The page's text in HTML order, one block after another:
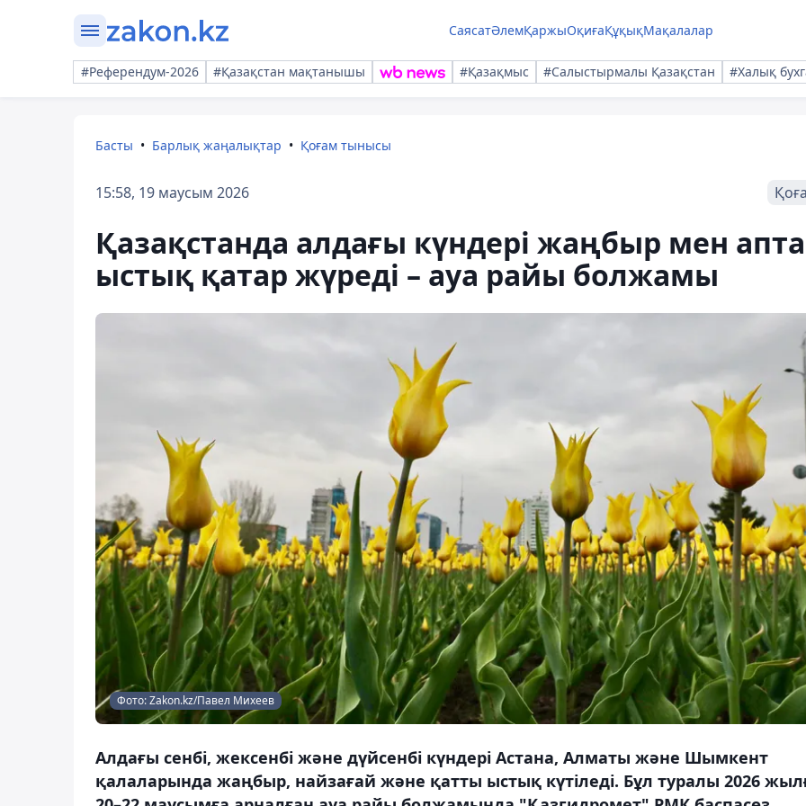
СаясатӘлемҚаржыОқиғаҚұқықМақалалар
#Референдум-2026 #Қазақстан мақтанышы #Қазақмыс #Салыстырмалы Қазақстан #Халық
Басты Барлық жаңалықтар Қоғам тынысы
15:58, 19 маусым 2026
Қазақстанда алдағы күндері жаңбыр мен
ыстық қатар жүреді – ауа райы болжамы
Фото: Zakon.kz/Павел Михеев
Алдағы сенбі, жексенбі және дүйсенбі күндері Астана, Алматы және Шымкент
қалаларында жаңбыр, найзағай және қатты ыстық күтіледі. Бұл туралы 2026